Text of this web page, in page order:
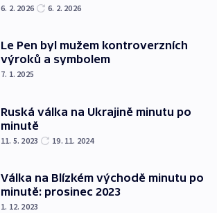
6. 2. 2026 6. 2. 2026
Le Pen byl mužem kontroverzních
výroků a symbolem
7. 1. 2025
Ruská válka na Ukrajině minutu po
minutě
11. 5. 2023 19. 11. 2024
Válka na Blízkém východě minutu po
minutě: prosinec 2023
1. 12. 2023